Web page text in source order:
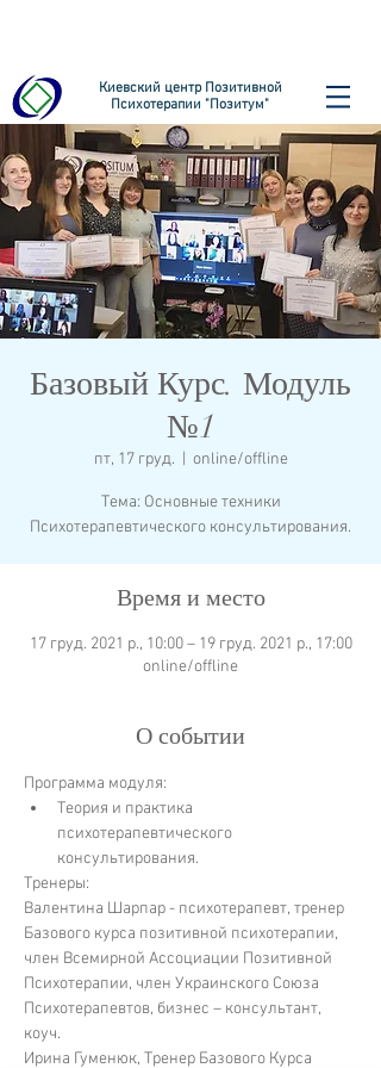
Киевский центр Позитивной
Психотерапии "Позитум"
Базовый Курс. Модуль
№1
пт, 17 груд. online/offline
Тема: Основные техники
Время и место
17 груд. 2021 р., 10:00 – 19 груд. 2021 р., 17:00
online/offline
О событии
Программа модуля:
Теория и практика
психотерапевтического
консультирования.
Тренеры:
Валентина Шарпар - психотерапевт, тренер
Базового курса позитивной психотерапии,
член Всемирной Ассоциации Позитивной
Психотерапии, член Украинского Союза
Психотерапевтов, бизнес – консультант,
коуч.
Ирина Гуменюк, Тренер Базового Курса